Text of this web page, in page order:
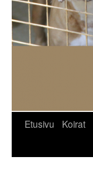
Siirry
Etusivu Koirat